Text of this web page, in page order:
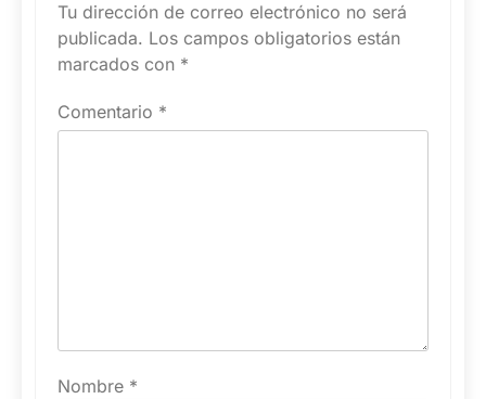
Tu dirección de correo electrónico no será
publicada. Los campos obligatorios están
marcados con *
Comentario *
Nombre *